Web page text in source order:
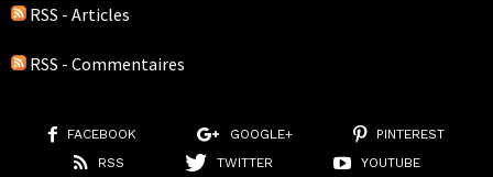
RSS - Articles
RSS - Commentaires
FACEBOOK GOOGLE+
PINTEREST
RSS
TWITTER YOUTUBE